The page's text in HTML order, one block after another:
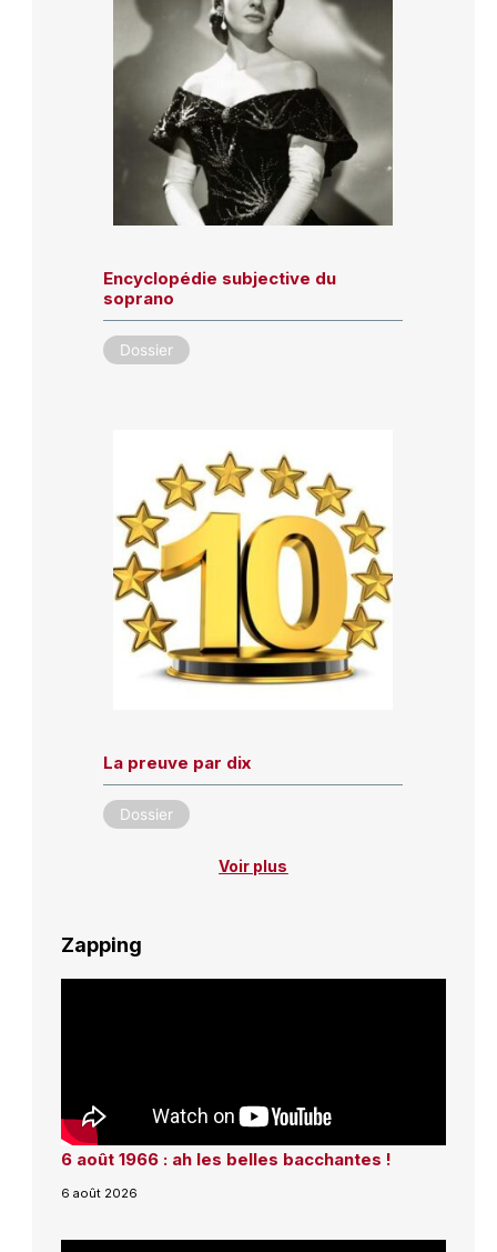
Encyclopédie subjective du
soprano
Dossier
La preuve par dix
Dossier
Voir plus
Zapping
6 août 1966 : ah les belles bacchantes !
6 août 2026